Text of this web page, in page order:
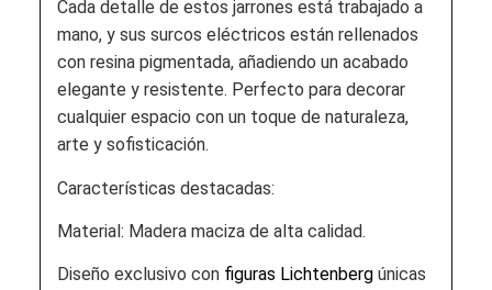
Cada detalle de estos jarrones está trabajado a
mano, y sus surcos eléctricos están rellenados
con resina pigmentada, añadiendo un acabado
elegante y resistente. Perfecto para decorar
cualquier espacio con un toque de naturaleza,
arte y sofisticación.
Características destacadas:
Material: Madera maciza de alta calidad.
Diseño exclusivo con figuras Lichtenbergúnicas